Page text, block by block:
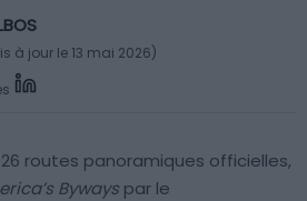
à jour le 13 mai 2026)
routes panoramiques officielles,
Byways par le